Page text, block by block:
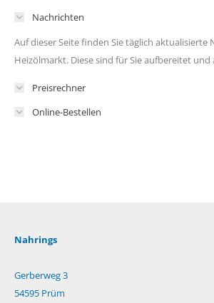
Nachrichten
Auf dieser Seite finden Sie täglich aktualisierte
Heizölmarkt. Diese sind für Sie aufbereitet und
Preisrechner
Online-Bestellen
Nahrings
Gerberweg 3
54595 Prüm